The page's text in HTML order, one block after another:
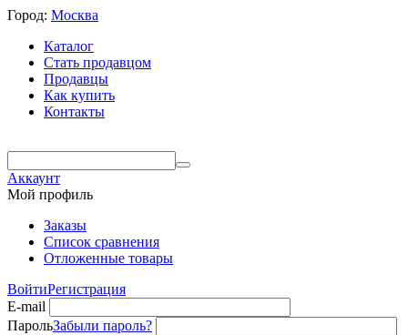
Город: Москва
Каталог
Стать продавцом
Продавцы
Как купить
Контакты
Аккаунт
Мой профиль
Заказы
Список сравнения
Отложенные товары
ВойтиРегистрация
E-mail
ПарольЗабыли пароль?